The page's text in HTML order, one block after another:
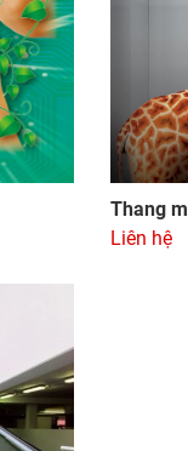
Thang
Liên hệ